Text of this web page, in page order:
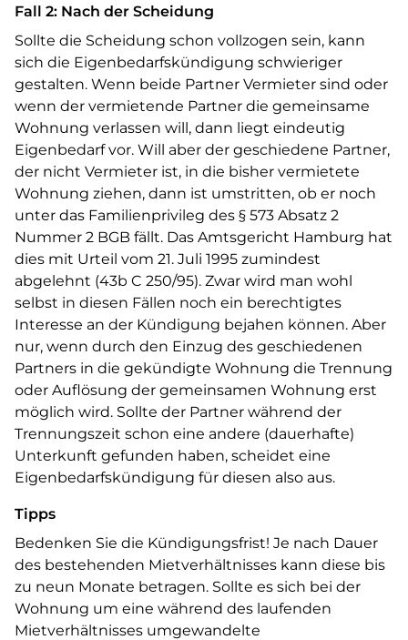
Fall 2: Nach der Scheidung
Sollte die Scheidung schon vollzogen sein, kann
sich die Eigenbedarfskündigung schwieriger
gestalten. Wenn beide Partner Vermieter sind oder
wenn der vermietende Partner die gemeinsame
Wohnung verlassen will, dann liegt eindeutig
Eigenbedarf vor. Will aber der geschiedene Partner,
der nicht Vermieter ist, in die bisher vermietete
Wohnung ziehen, dann ist umstritten, ob er noch
unter das Familienprivileg des § 573 Absatz 2
Nummer 2 BGB fällt. Das Amtsgericht Hamburg hat
dies mit Urteil vom 21. Juli 1995 zumindest
abgelehnt (43b C 250/95). Zwar wird man wohl
selbst in diesen Fällen noch ein berechtigtes
Interesse an der Kündigung bejahen können. Aber
nur, wenn durch den Einzug des geschiedenen
Partners in die gekündigte Wohnung die Trennung
oder Auflösung der gemeinsamen Wohnung erst
möglich wird. Sollte der Partner während der
Trennungszeit schon eine andere (dauerhafte)
Unterkunft gefunden haben, scheidet eine
Eigenbedarfskündigung für diesen also aus.
Tipps
Bedenken Sie die Kündigungsfrist! Je nach Dauer
des bestehenden Mietverhältnisses kann diese bis
zu neun Monate betragen. Sollte es sich bei der
Wohnung um eine während des laufenden
Mietverhältnisses umgewandelte